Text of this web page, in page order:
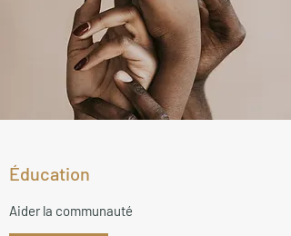
Éducation
Aider la communauté